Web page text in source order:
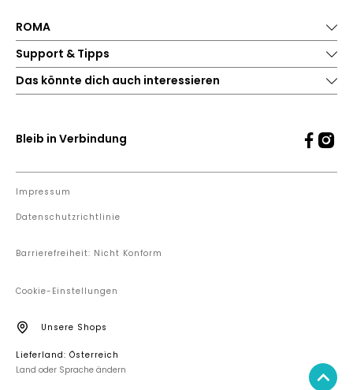
ROMA
Support & Tipps
Das könnte dich auch interessieren
Bleib in Verbindung
Impressum
Datenschutzrichtlinie
Barrierefreiheit: Nicht Konform
Cookie-Einstellungen
Unsere Shops
Lieferland: Österreich
Land oder Sprache ändern